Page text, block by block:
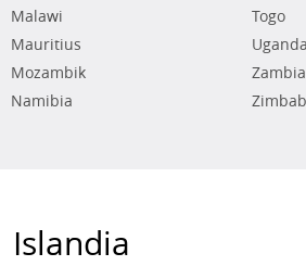
Malawi
Mauritius
Mozambik
Namibia
Togo
Uganda
Zambia
Islandia